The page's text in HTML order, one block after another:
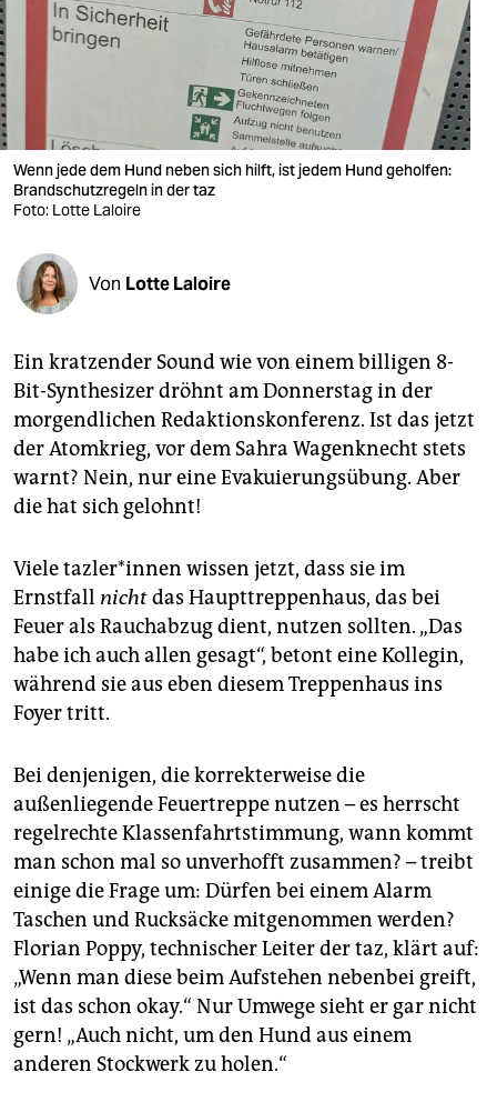
wahrheit
veranstaltungen
shop
unterstützen
genossenschaft
epaper login
Wenn jede dem Hund neben sich hilft, ist jedem Hund geholfen:
Brandschutzregeln in der taz
Foto: Lotte Laloire
Von Lotte Laloire
Ein kratzender Sound wie von einem billigen 8-
Bit-Synthesizer dröhnt am Donnerstag in der
morgendlichen Redaktionskonferenz. Ist das jetzt
der Atomkrieg, vor dem Sahra Wagenknecht stets
warnt? Nein, nur eine Evakuierungs­übung. Aber
die hat sich gelohnt!
Viele taz­le­r*in­nen wissen jetzt, dass sie im
Ernstfall nichtdas Haupttreppenhaus, das bei
Feuer als Rauchabzug dient, nutzen sollten. „Das
habe ich auch allen gesagt“, betont eine Kollegin,
während sie aus eben diesem Treppenhaus ins
Foyer tritt.
Bei denjenigen, die korrekterweise die
außenliegende Feuertreppe nutzen – es herrscht
regelrechte Klassenfahrtstimmung, wann kommt
man schon mal so unverhofft zusammen? – treibt
einige die Frage um: Dürfen bei einem Alarm
Taschen und Rucksäcke mitgenommen werden?
Florian Poppy, technischer Leiter der taz, klärt auf:
„Wenn man diese beim Aufstehen nebenbei greift,
ist das schon okay.“ Nur Umwege sieht er gar nicht
gern! „Auch nicht, um den Hund aus einem
anderen Stockwerk zu holen.“